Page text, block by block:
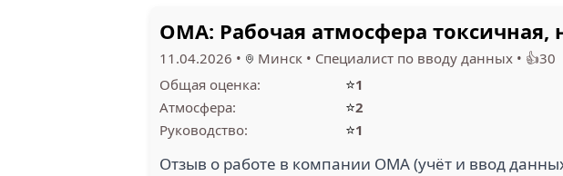
ОМА: Рабочая атмосфера токсичная,
11.04.2026 • Минск • Специалист по вводу данных • 👍30
Общая оценка:
⭐1
Атмосфера:
⭐2
Руководство:
⭐1
Отзыв о работе в компании ОМА (учёт и ввод